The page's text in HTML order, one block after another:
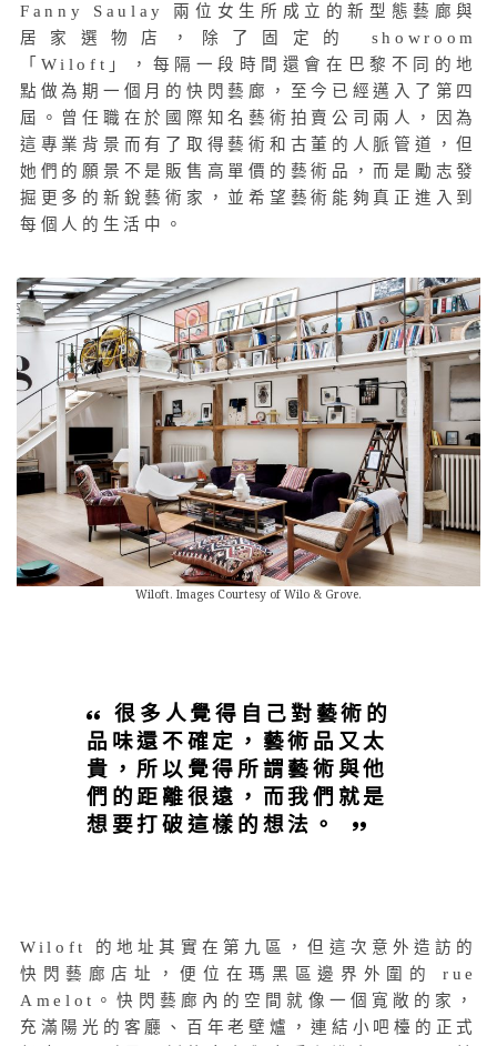
Fanny Saulay 兩位女生所成立的新型態藝廊與
居家選物店，除了固定的 showroom
「Wiloft」，每隔一段時間還會在巴黎不同的地
點做為期一個月的快閃藝廊，至今已經邁入了第四
屆。 曾任職在於國際知名藝術拍賣公司兩人
，因為
這專業背景而有了取得藝術和古董的人脈管道，但
她們的願景不是販售高單價的藝術品，而是勵志發
掘更多的新銳藝術家，並希望藝術能夠真正進入到
每個人的生活中。
Wiloft. Images Courtesy of Wilo & Grove.
很多人覺得自己對藝術的
品味還不確定，藝術品又太
貴，所以覺得所謂藝術與他
們的距離很遠，而我們就是
想要打破這樣的想法。
Wiloft 的地址其實在第九區，但這次意外造訪的
快閃藝廊店址，便位在瑪黑區邊界外圍的rue
Amelot 。快閃藝廊內的空間就像一個寬敞的家，
充滿陽光的客廳、百年老壁爐，連結小吧檯的正式